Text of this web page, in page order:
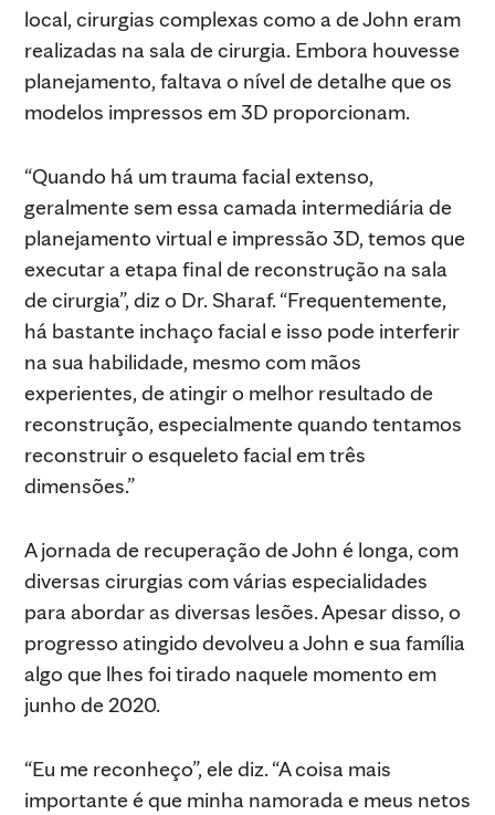
local, cirurgias complexas como a de John eram
realizadas na sala de cirurgia. Embora houvesse
planejamento, faltava o nível de detalhe que os
modelos impressos em 3D proporcionam.
“Quando há um trauma facial extenso,
geralmente sem essa camada intermediária de
planejamento virtual e impressão 3D, temos que
executar a etapa final de reconstrução na sala
de cirurgia”, diz o Dr. Sharaf. “Frequentemente,
há bastante inchaço facial e isso pode interferir
na sua habilidade, mesmo com mãos
experientes, de atingir o melhor resultado de
reconstrução, especialmente quando tentamos
reconstruir o esqueleto facial em três
dimensões.”
A jornada de recuperação de John é longa, com
diversas cirurgias com várias especialidades
para abordar as diversas lesões. Apesar disso, o
progresso atingido devolveu a John e sua família
algo que lhes foi tirado naquele momento em
junho de 2020.
“Eu me reconheço”, ele diz. “A coisa mais
importante é que minha namorada e meus netos